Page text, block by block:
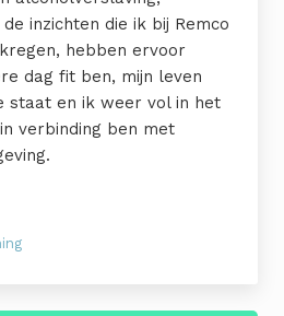
inzichten die ik bij Remco
hebben ervoor
dag fit ben, mijn leven
staat en ik weer vol in het
verbinding ben met